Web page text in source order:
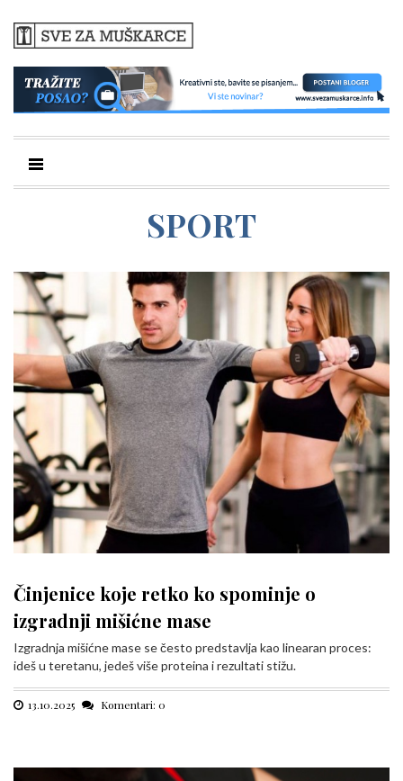
SPORT
Činjenice koje retko ko spominje o
izgradnji mišićne mase
Izgradnja mišićne mase se često predstavlja kao linearan proces:
ideš u teretanu, jedeš više proteina i rezultati stižu.
13.10.2025 Komentari: 0